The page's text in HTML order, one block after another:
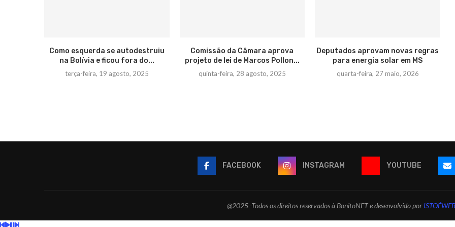
Como esquerda se autodestruiu
na Bolívia e ficou fora do...
terça-feira, 19 agosto, 2025
Comissão da Câmara aprova
projeto de lei de Marcos Pollon...
quinta-feira, 28 agosto, 2025
Deputados aprovam novas regras
para energia solar em MS
quarta-feira, 27 maio, 2026
FACEBOOK INSTAGRAM YOUTUBE
@2025 -Todos os direitos reservados à BonitoNET e desenvolvido por ISTOÉWEB